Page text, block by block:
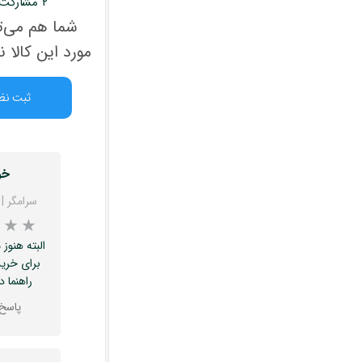
★★
شما هم
مورد این
ثبت
سرامگر |
البته
برای